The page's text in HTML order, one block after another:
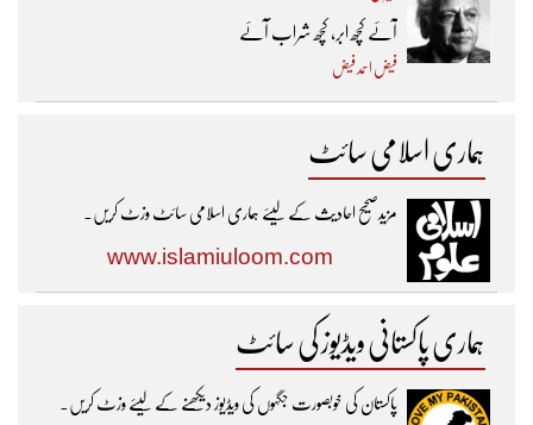
آئے کچھ ابر، کچھ شراب آئے
فیض احمد فیض
ہماری اسلامی سائٹ
مزیدصحیح احادیث کے لیئے ہماری اسلامی سائٹ وزٹ کریں۔
www.islamiuloom.com
ہماری پاکستانی ویڈیوز کی سائٹ
پاکستان کی خوبصورت جگہوں کی ویڈیوز دیکھنے کے لیئے وزٹ کریں۔